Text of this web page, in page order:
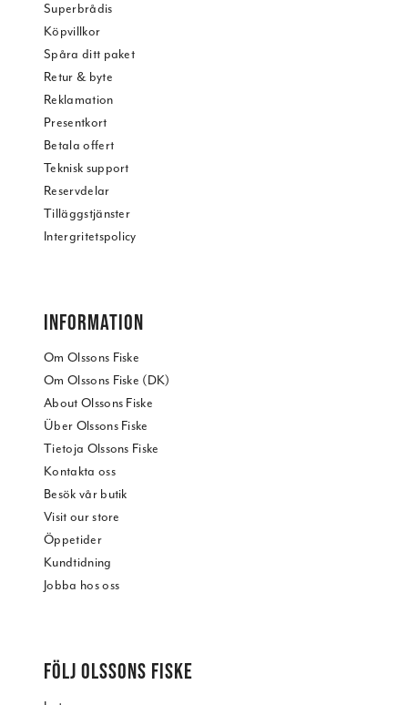
Superbrådis
Köpvillkor
Spåra ditt paket
Retur & byte
Reklamation
Presentkort
Betala offert
Teknisk support
Reservdelar
Tilläggstjänster
Intergritetspolicy
INFORMATION
Om Olssons Fiske
Om Olssons Fiske (DK)
About Olssons Fiske
Über Olssons Fiske
Tietoja Olssons Fiske
Kontakta oss
Besök vår butik
Visit our store
Öppetider
Kundtidning
Jobba hos oss
FÖLJ OLSSONS FISKE